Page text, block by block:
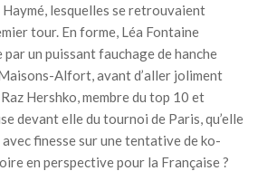
lesquelles se retrouvaient
tour. En forme, Léa Fontaine
un puissant fauchage de hanche
Alfort, avant d’aller joliment
Hershko, membre du top 10 et
devant elle du tournoi de Paris, qu’elle
finesse sur une tentative de ko-
en perspective pour la Française ?